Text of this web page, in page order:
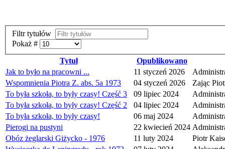
Filtr tytułów
Pokaż #
Tytuł
Opublikowano
Jak to było na pracowni ...
11 styczeń 2026
Wspomnienia Piotra Z. abs. 5a 1973
04 styczeń 2026 Zając
To była szkoła, to były czasy! Część 3
09 lipiec 2024
To była szkoła, to były czasy! Część 2
04 lipiec 2024
To była szkoła, to były czasy!
06 maj 2024
Pierogi na pustyni
22 kwiecień 2024
Obóz żeglarski Giżycko - 1976
11 luty 2024 Piotr